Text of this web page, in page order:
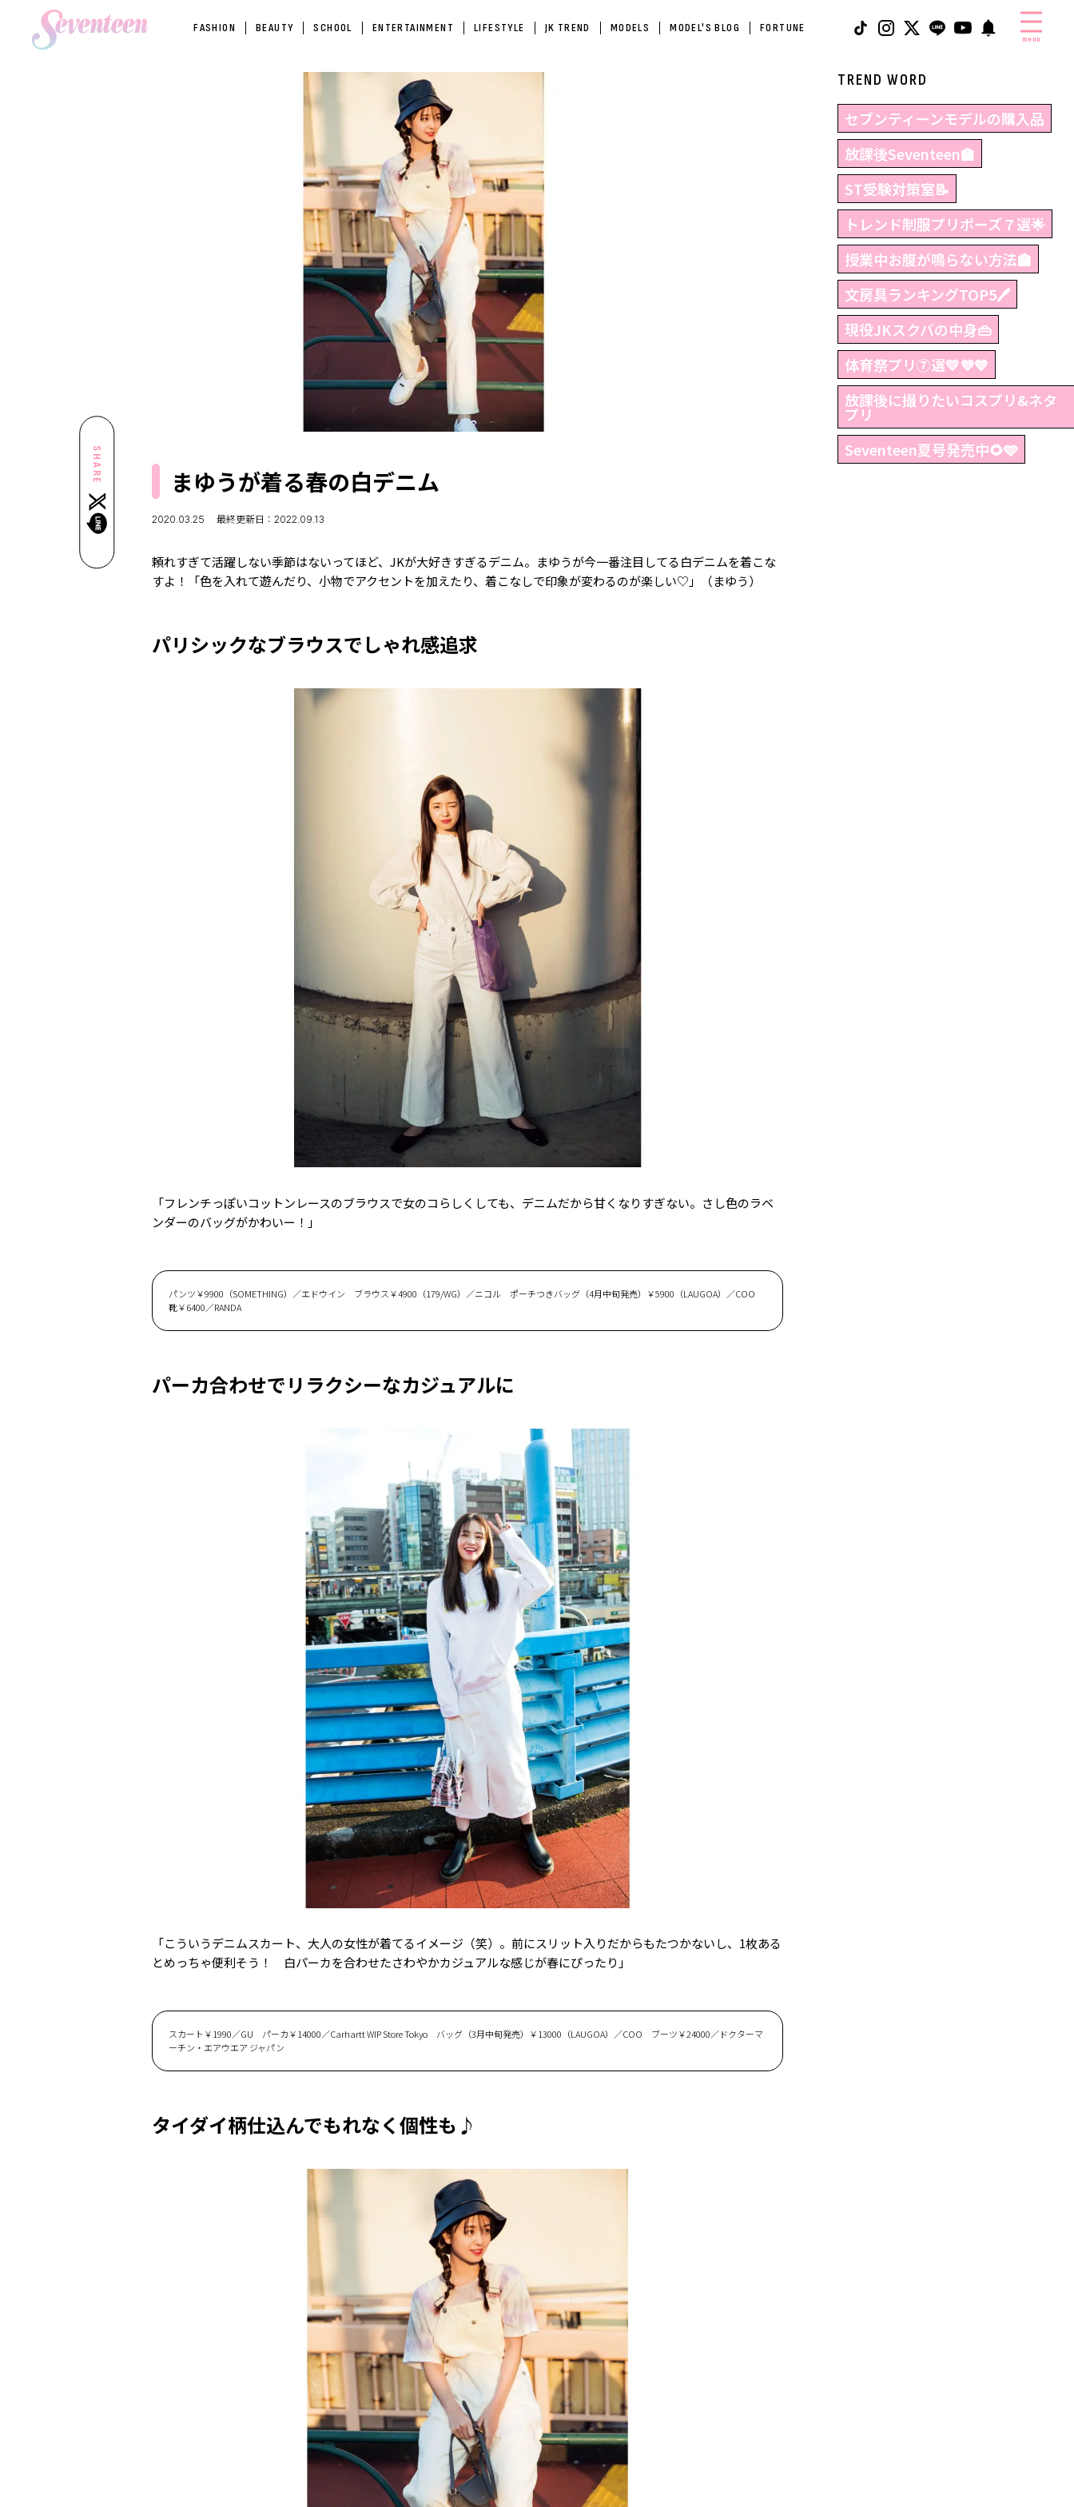
FASHION BEAUTY SCHOOL ENTERTAINMENT LIFESTYLE JK TREND MODELS MODEL'S BLOG FORTUNE
menu
SHARE まゆうが着る春の白デニム
2020.03.25 最終更新日：2022.09.13
頼れすぎて活躍しない季節はないってほど、JKが大好きすぎるデニム。まゆうが今一番注目してる白デニムを着こな
すよ！「色を入れて遊んだり、小物でアクセントを加えたり、着こなしで印象が変わるのが楽しい♡」（まゆう）
パリシックなブラウスでしゃれ感追求
「フレンチっぽいコットンレースのブラウスで女のコらしくしても、デニムだから甘くなりすぎない。さし色のラベ
ンダーのバッグがかわいー！」
パンツ￥9900（SOMETHING）／エドウイン ブラウス￥4900（179/WG）／ニコル ポーチつきバッグ（4月中旬発売）￥5900（LAUGOA）／COO
靴￥6400／RANDA
パーカ合わせでリラクシーなカジュアルに
「こういうデニムスカート、大人の女性が着てるイメージ（笑）。前にスリット入りだからもたつかないし、1枚ある
とめっちゃ便利そう！ 白パーカを合わせたさわやかカジュアルな感じが春にぴったり」
スカート￥1990／GU パーカ￥14000／Carhartt WIP Store Tokyo バッグ（3月中旬発売）￥13000（LAUGOA）／COO ブーツ￥24000／ドクターマ
ーチン・エアウエア ジャパン
タイダイ柄仕込んでもれなく個性も♪
TREND WORD
セブンティーンモデルの購入品
放課後Seventeen🏫
ST受験対策室📝
トレンド制服プリポーズ７選🌟
授業中お腹が鳴らない方法🏫
文房具ランキングTOP5🖊
現役JKスクバの中身👜
体育祭プリ⑦選💛💜💙
放課後に撮りたいコスプリ&ネタ
プリ
Seventeen夏号発売中🌻🩵